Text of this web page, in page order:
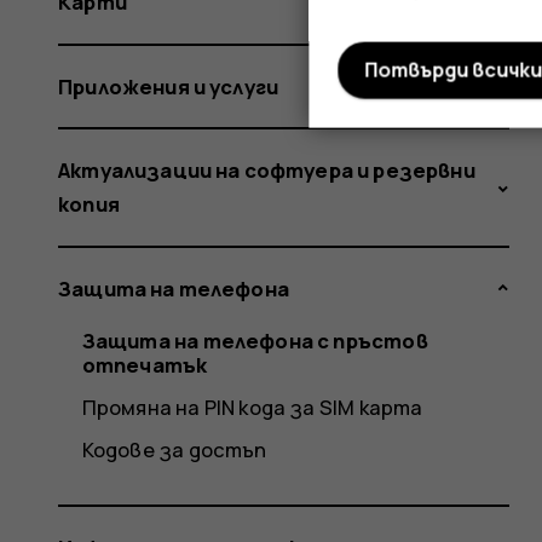
Приложения и услуги
Актуализации на софтуера и резервни
копия
Защита на телефона
Защита на телефона с пръстов
отпечатък
Промяна на PIN кода за SIM карта
Кодове за достъп
Потвърди всички